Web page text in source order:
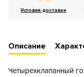
Условия доставки
Описание
Четырехклапанный